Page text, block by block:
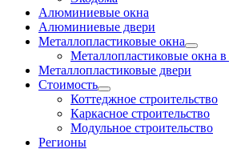
Алюминиевые окна
Алюминиевые двери
Металлопластиковые окна
Металлопластиковые окна
Металлопластиковые двери
Стоимость
Коттеджное строительство
Каркасное строительство
Модульное строительство
Регионы